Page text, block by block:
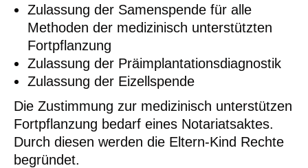
Zulassung der Samenspende für alle
Methoden der medizinisch unterstützten
Fortpflanzung
Zulassung der Präimplantationsdiagnostik
Zulassung der Eizellspende
Die Zustimmung zur medizinisch unterstützen
Fortpflanzung bedarf eines Notariatsaktes.
Durch diesen werden die Eltern-Kind Rechte
begründet.